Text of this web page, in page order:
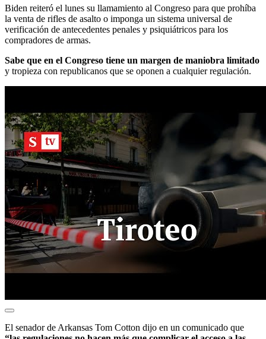
Biden reiteró el lunes su llamamiento al Congreso para que prohíba
la venta de rifles de asalto o imponga un sistema universal de
verificación de antecedentes penales y psiquiátricos para los
compradores de armas.
Sabe que en el Congreso tiene un margen de maniobra limitado
y tropieza con republicanos que se oponen a cualquier regulación.
El senador de Arkansas Tom Cotton dijo en un comunicado que